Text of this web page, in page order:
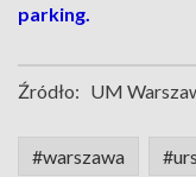
parking.
Źródło: UM
#warszawa